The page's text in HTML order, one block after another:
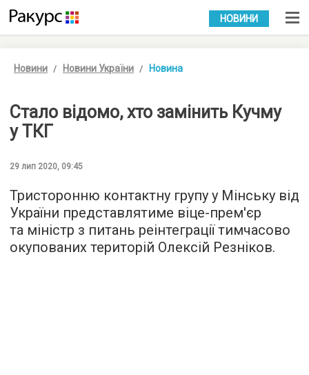
УКР РУС
НОВИНИ
Новини Новини України Новина
Стало відомо, хто замінить Кучму
у ТКГ
29 лип 2020, 09:45
Тристоронню контактну групу у Мінську від
України представлятиме віце-прем'єр
та міністр з питань реінтеграції тимчасово
окупованих територій Олексій Резніков.